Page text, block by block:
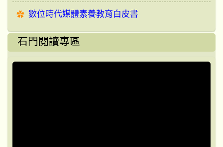
數位時代媒體素養教育白皮書
石門閱讀專區